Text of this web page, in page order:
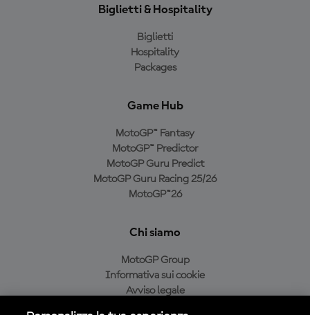
Biglietti & Hospitality
Biglietti
Hospitality
Packages
Game Hub
MotoGP™ Fantasy
MotoGP™ Predictor
MotoGP Guru Predict
MotoGP Guru Racing 25/26
MotoGP™26
Chi siamo
MotoGP Group
Informativa sui cookie
Avviso legale